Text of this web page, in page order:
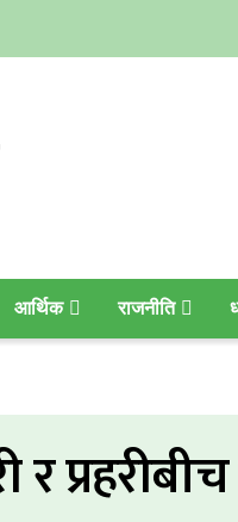
आर्थिक राजनीति